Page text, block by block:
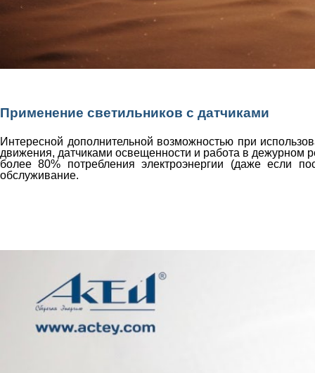
Применение светильников с датчиками
Интересной дополнительной возможностью при
движения, датчиками освещенности и работа в дежурном
более 80% потребления электроэнергии (даже если
обслуживание.